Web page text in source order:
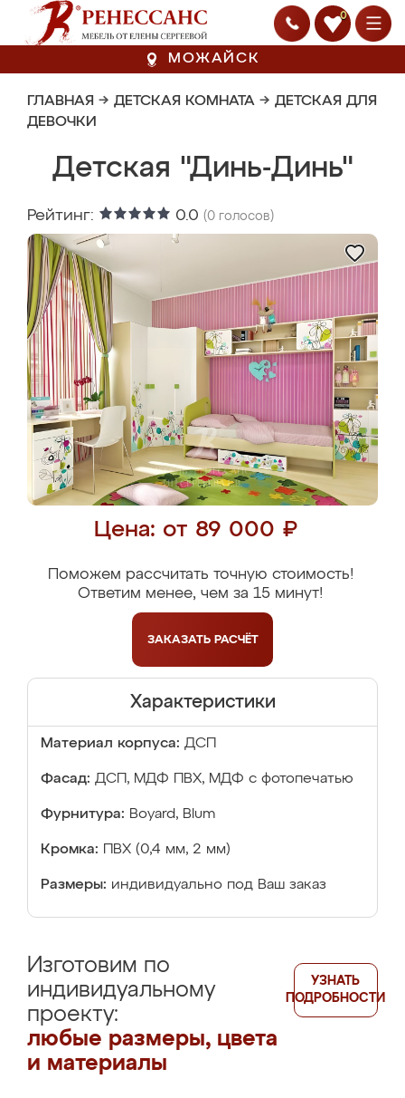
0
МОЖАЙСК
ГЛАВНАЯ → ДЕТСКАЯ КОМНАТА → ДЕТСКАЯ ДЛЯ
ДЕВОЧКИ
Детская "Динь-Динь"
Рейтинг: 0.0 (0 голосов)
Цена: от 89 000 ₽
Поможем рассчитать точную стоимость!
Ответим менее, чем за 15 минут!
ЗАКАЗАТЬ РАСЧЁТ
Характеристики
Материал корпуса: ДСП
Фасад: ДСП, МДФ ПВХ, МДФ с фотопечатью
Фурнитура: Boyard, Blum
Кромка: ПВХ (0,4 мм, 2 мм)
Размеры: индивидуально под Ваш заказ
Изготовим по
индивидуальному
проекту:
любые размеры, цвета
и материалы
УЗНАТЬ
ПОДРОБНОСТИ